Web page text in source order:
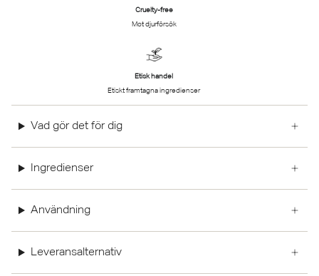
Cruelty-free
Mot djurförsök
Etisk handel
Etiskt framtagna ingredienser
Vad gör det för dig
Ingredienser
Användning
Leveransalternativ